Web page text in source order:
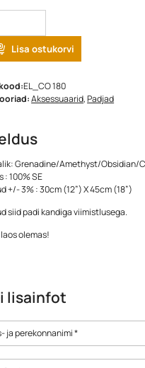
Lisa ostukorvi
EL_CO 180
Aksessuaarid,Padjad
Grenadine/Amethyst/Obsidian/
: 100% SE
+/- 3% : 30cm (12”) X 45cm (18”)
siid padi kandiga viimistlusega.
olemas!
lisainfot
ja perekonnanimi *